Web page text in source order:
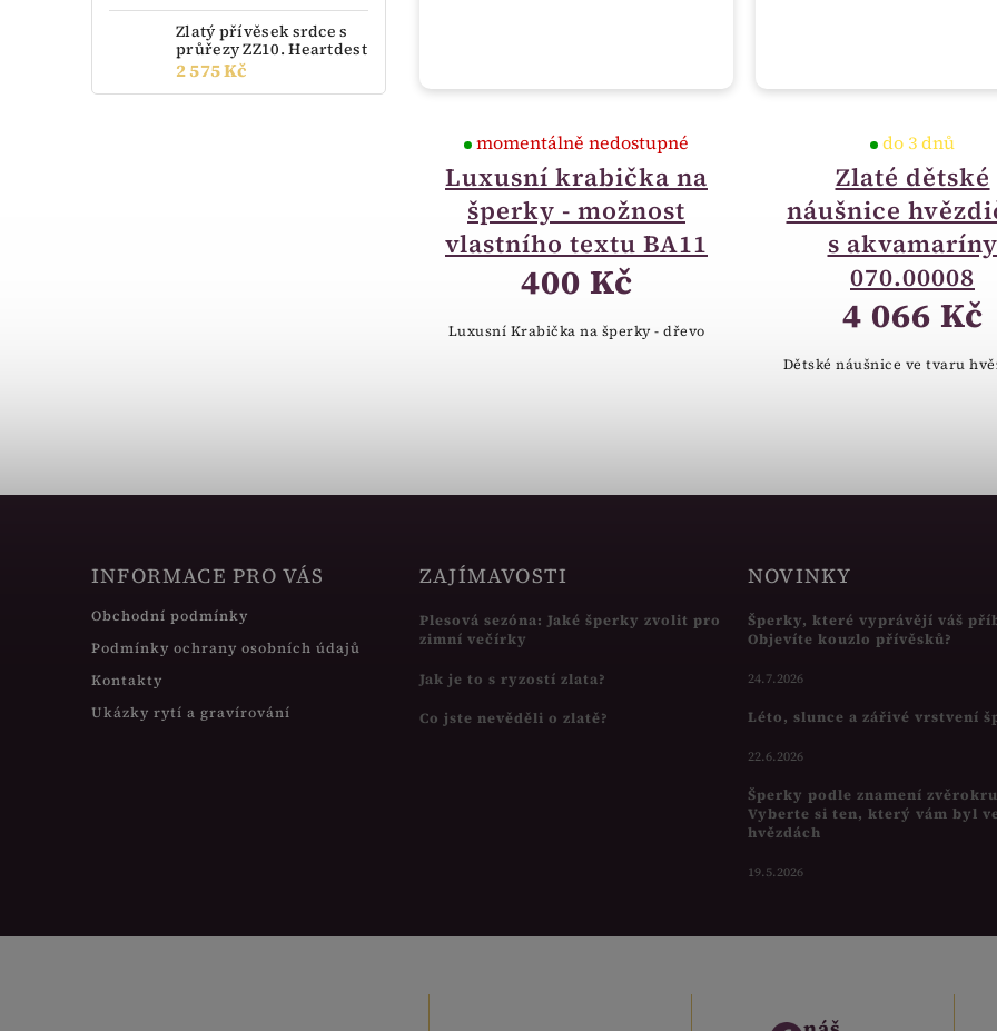
Zlatý přívěsek srdce s
průřezy ZZ10. Heartdest
2 575 Kč
Luxusní krabička na
šperky - možnost
vlastního textu BA11
momentálně nedostupné
400 Kč
Luxusní Krabička na šperky - dřevo
Zlaté dětské
náušnice
s akvamaríny
070.00008
do 3 dnů
4 066 Kč
Dětské náušnice ve tvaru
INFORMACE PRO VÁS
Obchodní podmínky
Podmínky ochrany osobních údajů
Kontakty
Ukázky rytí a gravírování
ZAJÍMAVOSTI
Plesová sezóna: Jaké šperky zvolit pro
zimní večírky
Jak je to s ryzostí zlata?
Co jste nevěděli o zlatě?
NOVINKY
Šperky, které vyprávějí váš
Objevíte kouzlo přívěsků?
24.7.2026
Léto, slunce a zářivé vrstvení
22.6.2026
Šperky podle znamení
Vyberte si ten, který vám byl
hvězdách
19.5.2026